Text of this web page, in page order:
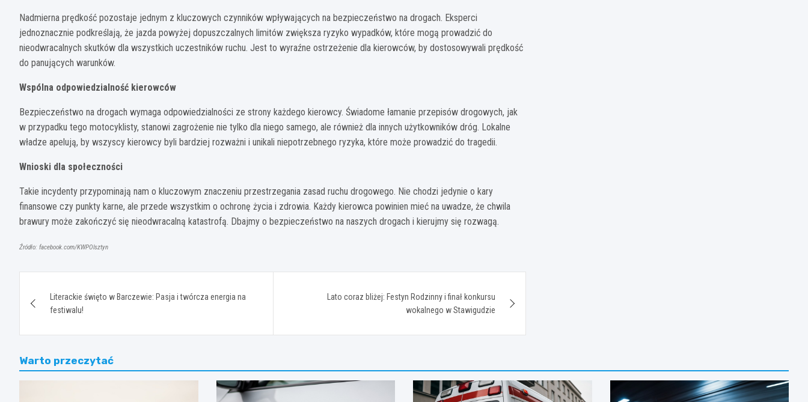
Nadmierna prędkość pozostaje jednym z kluczowych czynników wpływających na bezpieczeństwo na drogach. Eksperci
jednoznacznie podkreślają, że jazda powyżej dopuszczalnych limitów zwiększa ryzyko wypadków, które mogą prowadzić do
nieodwracalnych skutków dla wszystkich uczestników ruchu. Jest to wyraźne ostrzeżenie dla kierowców, by dostosowywali prędkość
do panujących warunków.
Wspólna odpowiedzialność kierowców
Bezpieczeństwo na drogach wymaga odpowiedzialności ze strony każdego kierowcy. Świadome łamanie przepisów drogowych, jak
w przypadku tego motocyklisty, stanowi zagrożenie nie tylko dla niego samego, ale również dla innych użytkowników dróg. Lokalne
władze apelują, by wszyscy kierowcy byli bardziej rozważni i unikali niepotrzebnego ryzyka, które może prowadzić do tragedii.
Wnioski dla społeczności
Takie incydenty przypominają nam o kluczowym znaczeniu przestrzegania zasad ruchu drogowego. Nie chodzi jedynie o kary
finansowe czy punkty karne, ale przede wszystkim o ochronę życia i zdrowia. Każdy kierowca powinien mieć na uwadze, że chwila
brawury może zakończyć się nieodwracalną katastrofą. Dbajmy o bezpieczeństwo na naszych drogach i kierujmy się rozwagą.
Źródło: facebook.com/KWPOlsztyn
wpisuLiterackie święto w Barczewie: Pasja i twórcza energia na
festiwalu!
Lato coraz bliżej: Festyn Rodzinny i finał konkursu
wokalnego w Stawigudzie
Warto przeczytać